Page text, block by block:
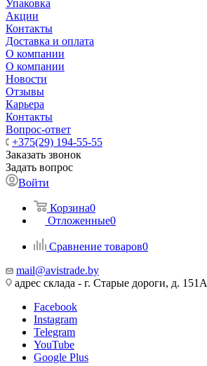
Упаковка
Акции
Контакты
Доставка и оплата
О компании
О компании
Новости
Отзывы
Карьера
Контакты
Вопрос-ответ
+375(29) 194-55-55
Заказать звонок
Задать вопрос
Войти
Корзина0
Отложенные0
Сравнение товаров0
mail@avistrade.by
адрес склада - г. Старые дороги, д. 151А
Facebook
Instagram
Telegram
YouTube
Google Plus